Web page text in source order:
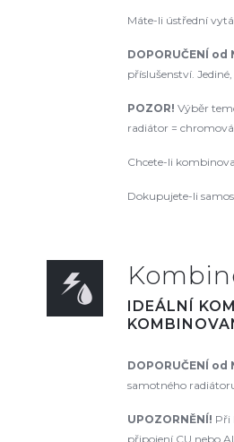
Máte-li ústřední
DOPORUČENÍ od
příslušenství.
POZOR! Výběr
radiátor =
Chcete-li
Dokupujete-li
IDEÁLNÍ
DOPORUČENÍ od
samotného
UPOZORNĚNÍ! Při
připojení CU nebo